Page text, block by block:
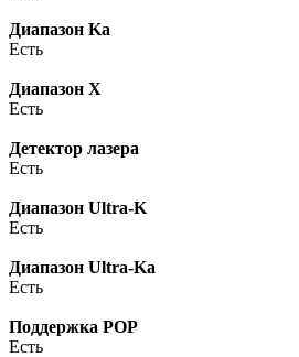
Диапазон Ka
Есть
Диапазон X
Есть
Детектор лазера
Есть
Диапазон Ultra-K
Есть
Диапазон Ultra-Ka
Есть
Поддержка POP
Есть